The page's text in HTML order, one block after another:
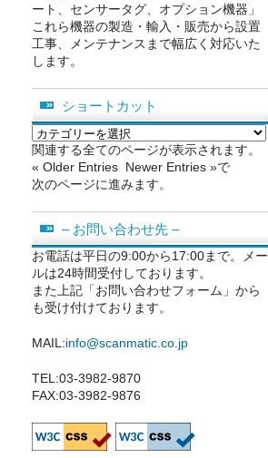
ート、センサータグ、オプション機器」
これら機器の製造・輸入・販売から設置
工事、メンテナンスまで幅広く対応いた
します。
ショートカット
シ
ョ
ー
ト
ト
関連する全てのページが表示されます。
« Older Entries Newer Entries »で
次のページに進みます。
– お問い合わせ先 –
お電話は平日の9:00から17:00まで。メー
ルは24時間受付しております。
また上記「お問い合わせフォーム」から
も受け付けております。
MAIL:info@scanmatic.co.jp
TEL:03-3982-9870
FAX:03-3982-9876